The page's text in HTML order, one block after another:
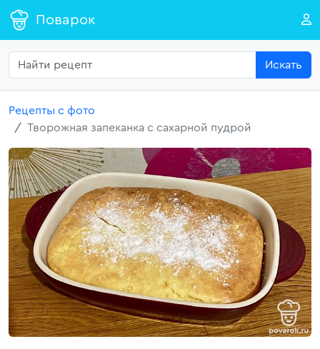
Поварок
Искать
Рецепты с фото
Творожная запеканка с сахарной пудрой